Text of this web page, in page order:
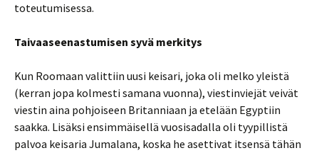
toteutumisessa.
Taivaaseenastumisen syvä merkitys
Kun Roomaan valittiin uusi keisari, joka oli melko yleistä
(kerran jopa kolmesti samana vuonna), viestinviejät veivät
viestin aina pohjoiseen Britanniaan ja etelään Egyptiin
saakka. Lisäksi ensimmäisellä vuosisadalla oli tyypillistä
palvoa keisaria Jumalana, koska he asettivat itsensä tähän